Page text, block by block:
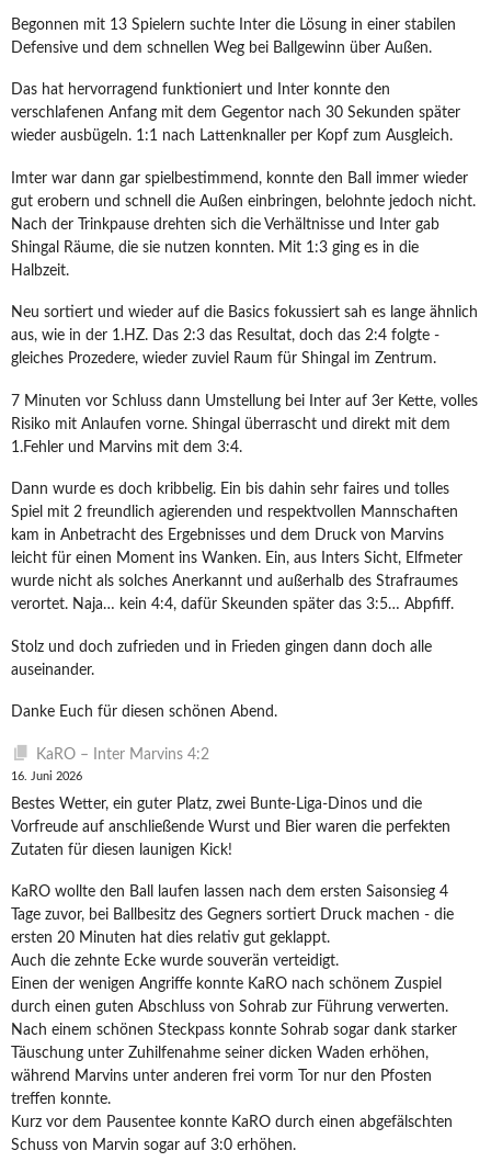
Begonnen mit 13 Spielern suchte Inter die Lösung in einer stabilen
Defensive und dem schnellen Weg bei Ballgewinn über Außen.
Das hat hervorragend funktioniert und Inter konnte den
verschlafenen Anfang mit dem Gegentor nach 30 Sekunden später
wieder ausbügeln. 1:1 nach Lattenknaller per Kopf zum Ausgleich.
Imter war dann gar spielbestimmend, konnte den Ball immer wieder
gut erobern und schnell die Außen einbringen, belohnte jedoch nicht.
Nach der Trinkpause drehten sich die Verhältnisse und Inter gab
Shingal Räume, die sie nutzen konnten. Mit 1:3 ging es in die
Halbzeit.
Neu sortiert und wieder auf die Basics fokussiert sah es lange ähnlich
aus, wie in der 1.HZ. Das 2:3 das Resultat, doch das 2:4 folgte -
gleiches Prozedere, wieder zuviel Raum für Shingal im Zentrum.
7 Minuten vor Schluss dann Umstellung bei Inter auf 3er Kette, volles
Risiko mit Anlaufen vorne. Shingal überrascht und direkt mit dem
1.Fehler und Marvins mit dem 3:4.
Dann wurde es doch kribbelig. Ein bis dahin sehr faires und tolles
Spiel mit 2 freundlich agierenden und respektvollen Mannschaften
kam in Anbetracht des Ergebnisses und dem Druck von Marvins
leicht für einen Moment ins Wanken. Ein, aus Inters Sicht, Elfmeter
wurde nicht als solches Anerkannt und außerhalb des Strafraumes
verortet. Naja… kein 4:4, dafür Skeunden später das 3:5… Abpfiff.
Stolz und doch zufrieden und in Frieden gingen dann doch alle
auseinander.
Danke Euch für diesen schönen Abend.
KaRO – Inter Marvins 4:2
16. Juni 2026
Bestes Wetter, ein guter Platz, zwei Bunte-Liga-Dinos und die
Vorfreude auf anschließende Wurst und Bier waren die perfekten
Zutaten für diesen launigen Kick!
KaRO wollte den Ball laufen lassen nach dem ersten Saisonsieg 4
Tage zuvor, bei Ballbesitz des Gegners sortiert Druck machen - die
ersten 20 Minuten hat dies relativ gut geklappt.
Auch die zehnte Ecke wurde souverän verteidigt.
Einen der wenigen Angriffe konnte KaRO nach schönem Zuspiel
durch einen guten Abschluss von Sohrab zur Führung verwerten.
Nach einem schönen Steckpass konnte Sohrab sogar dank starker
Täuschung unter Zuhilfenahme seiner dicken Waden erhöhen,
während Marvins unter anderen frei vorm Tor nur den Pfosten
treffen konnte.
Kurz vor dem Pausentee konnte KaRO durch einen abgefälschten
Schuss von Marvin sogar auf 3:0 erhöhen.